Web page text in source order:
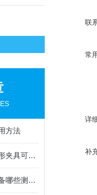
方法
橡胶拉力试验机的大变形夹具可以随便更换吗？
橡胶拉力试验机必须具备哪些测试功能
联
常
详
补